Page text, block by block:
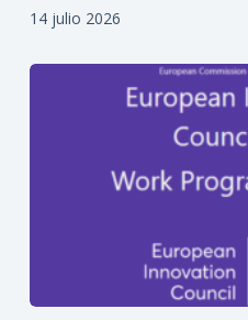
14 julio 2026